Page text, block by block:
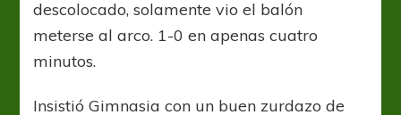
descolocado, solamente vio el balón
meterse al arco. 1-0 en apenas cuatro
minutos.
Insistió Gimnasia con un buen zurdazo de